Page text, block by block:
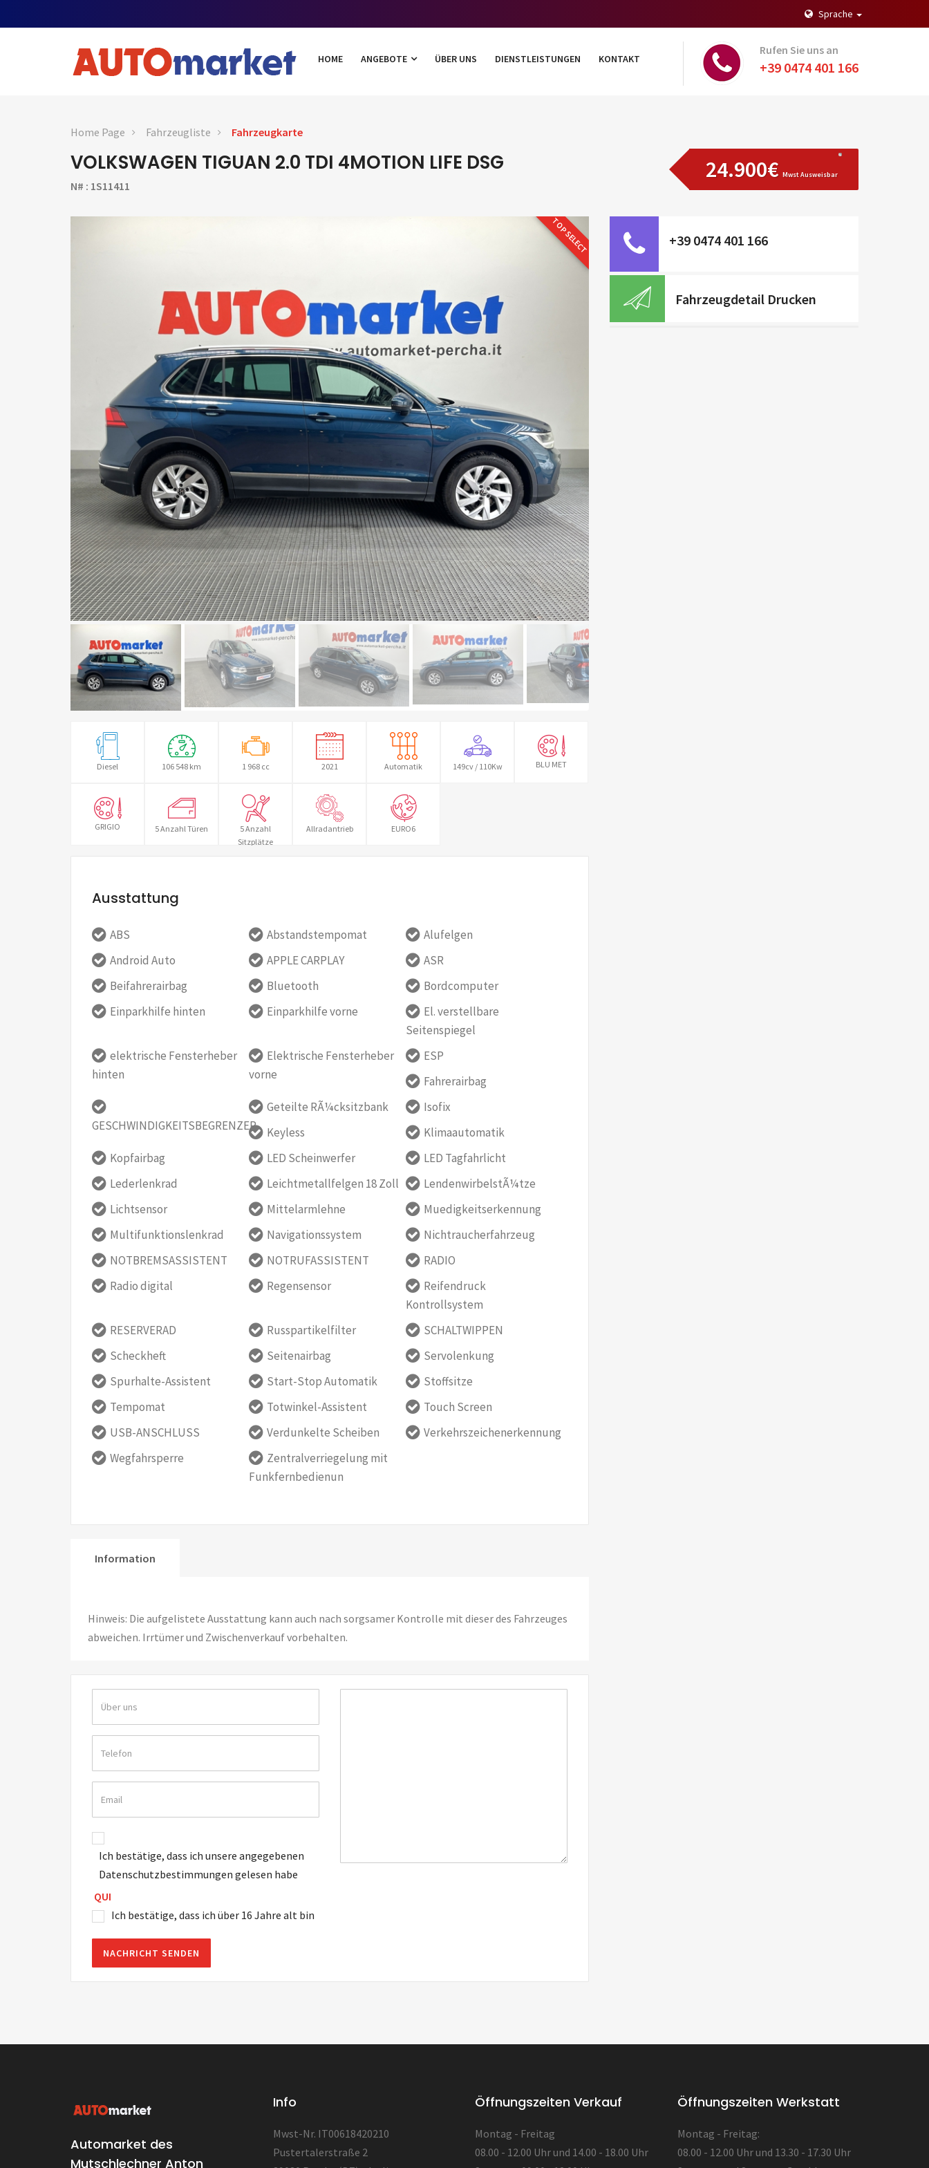
Sprache
HOME ANGEBOTE ÜBER UNS DIENSTLEISTUNGEN KONTAKT
Rufen Sie uns an
+39 0474 401 166
Home Page Fahrzeugliste Fahrzeugkarte
VOLKSWAGEN TIGUAN 2.0 TDI 4MOTION LIFE DSG
N# : 1S11411
24.900€ Mwst Ausweisbar
TOP SELECT
Diesel 106 548 km 1 968 cc 2021 Automatik 149cv / 110Kw BLU MET
GRIGIO 5 Anzahl Türen
5 Anzahl
Sitzplätze
Allradantrieb EURO6
Ausstattung
ABS Abstandstempomat
Alufelgen
Android Auto
APPLE CARPLAY
ASR
Beifahrerairbag
Bluetooth
Bordcomputer
Einparkhilfe hinten
Einparkhilfe vorne
El. verstellbare
Seitenspiegel
elektrische Fensterheber
hinten
Elektrische Fensterheber
vorne
ESP
Fahrerairbag
GESCHWINDIGKEITSBEGRENZER
Geteilte RÃ¼cksitzbank
Isofix
Keyless
Klimaautomatik
Kopfairbag
LED Scheinwerfer
LED Tagfahrlicht
Lederlenkrad
Leichtmetallfelgen 18 Zoll
LendenwirbelstÃ¼tze
Lichtsensor
Mittelarmlehne
Muedigkeitserkennung
Multifunktionslenkrad
Navigationssystem
Nichtraucherfahrzeug
NOTBREMSASSISTENT
NOTRUFASSISTENT
RADIO
Radio digital
Regensensor
Reifendruck
Kontrollsystem
RESERVERAD
Russpartikelfilter
SCHALTWIPPEN
Scheckheft
Seitenairbag
Servolenkung
Spurhalte-Assistent
Start-Stop Automatik
Stoffsitze
Tempomat
Totwinkel-Assistent
Touch Screen
USB-ANSCHLUSS
Verdunkelte Scheiben
Verkehrszeichenerkennung
Wegfahrsperre
Zentralverriegelung mit
Funkfernbedienun
Information
Hinweis: Die aufgelistete Ausstattung kann auch nach sorgsamer Kontrolle mit dieser des Fahrzeuges
abweichen. Irrtümer und Zwischenverkauf vorbehalten.
Ich bestätige, dass ich unsere angegebenen
Datenschutzbestimmungen gelesen habe
QUI
Ich bestätige, dass ich über 16 Jahre alt bin
+39 0474 401 166
Fahrzeugdetail Drucken
Automarket des
Mutschlechner Anton
Info
Mwst-Nr. IT00618420210
Pustertalerstraße 2
Öffnungszeiten Verkauf
Montag - Freitag
08.00 - 12.00 Uhr und 14.00 - 18.00 Uhr
Öffnungszeiten Werkstatt
Montag - Freitag:
08.00 - 12.00 Uhr und 13.30 - 17.30 Uhr